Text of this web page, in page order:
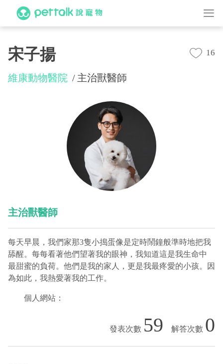
宋子揚
維康動物醫院 主治獸醫師
16
主治獸醫師
每天早晨，我們家那3隻小搗蛋像是定時鬧鐘般準時地把我
舔醒。每每看著他們望著我的眼神，我知道這是我生命中
最甜蜜的負荷。他們是我的家人，更是我最疼愛的小孩。因
為如此，我熱愛著我的工作。
個人網站：
59 0